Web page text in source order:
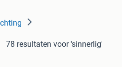
78 resultaten voor 'sinnerlig'